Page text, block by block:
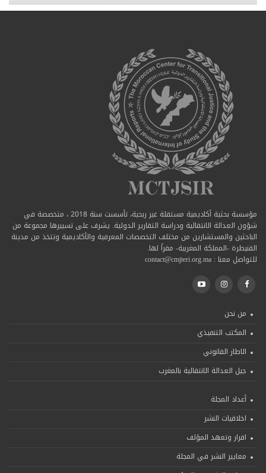
مؤسسة بحثية أكاديمية مستقلة غير ربحية، تأسست سنة 2018 ، متخصصة في
شؤون العدالة الانتقالية ودراسة التقارير الدولية. يشرف على تسييرها مجموعة من
الباحثين والمستشارين من مختلف التخصصات المعرفية والأكاديمية وتتخذ من مدينة
القنيطرة -المملكة المغربية- مقراً لها.
للتواصل معنا : contact@cmjteri.org.ma
من نحن
المكتب التنفيذي
الاطار القانوني
جيل العدالة الانتقالية بالمغرب
أعداد المجلة
اخلاقيات النشر
اقرار وتعهد المؤلف
معايير النشر في المجلة